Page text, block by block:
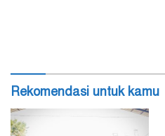
Rekomendasi untuk kamu